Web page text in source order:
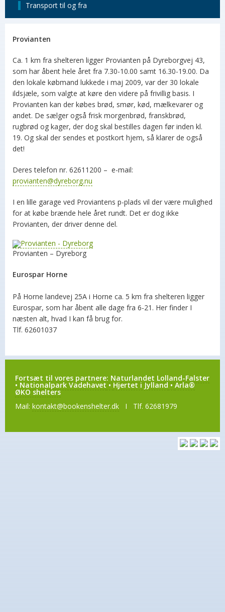
Transport til og fra
Provianten
Ca. 1 km fra shelteren ligger Provianten på Dyreborgvej 43,
som har åbent hele året fra 7.30-10.00 samt 16.30-19.00. Da
den lokale købmand lukkede i maj 2009, var der 30 lokale
ildsjæle, som valgte at køre den videre på frivillig basis. I
Provianten kan der købes brød, smør, kød, mælkevarer og
andet. De sælger også frisk morgenbrød, franskbrød,
rugbrød og kager, der dog skal bestilles dagen før inden kl.
19. Og skal der sendes et postkort hjem, så klarer de også
det!
Deres telefon nr. 62611200 – e-mail:
provianten@dyreborg.nu
I en lille garage ved Proviantens p-plads vil der være mulighed
for at købe brænde hele året rundt. Det er dog ikke
Provianten, der driver denne del.
Provianten – Dyreborg
Eurospar Horne
På Horne landevej 25A i Horne ca. 5 km fra shelteren ligger
Eurospar, som har åbent alle dage fra 6-21. Her finder I
næsten alt, hvad I kan få brug for.
Tlf. 62601037
Fortsæt til vores partnere: Naturlandet Lolland-Falster
• Nationalpark Vadehavet •Hjertet i Jylland•Arla®
ØKO shelters
Mail: kontakt@bookenshelter.dk I Tlf. 62681979